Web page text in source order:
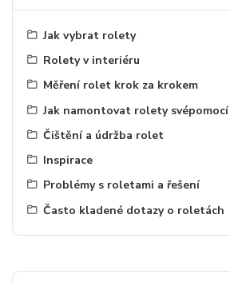
Jak vybrat rolety
Rolety v interiéru
Měření rolet krok za krokem
Jak namontovat rolety svépomocí
Čištění a údržba rolet
Inspirace
Problémy s roletami a řešení
Často kladené dotazy o roletách